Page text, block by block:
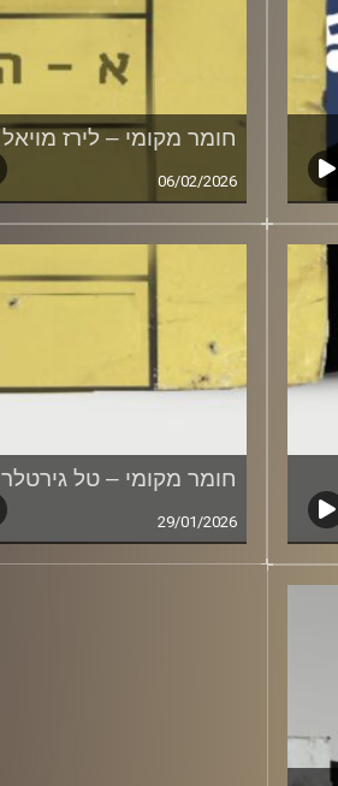
חומר מקומי – לירז מויאל
06/02/2026
חומר מקומי – טל גירטלר
29/01/2026